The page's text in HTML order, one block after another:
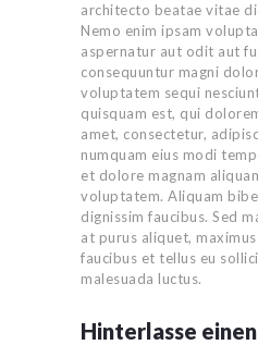
architecto beatae vitae
Nemo enim ipsam
aspernatur aut odit aut
consequuntur magni
voluptatem sequi
quisquam est, qui
amet, consectetur,
numquam eius modi
et dolore magnam
voluptatem. Aliquam
dignissim faucibus. Sed
at purus aliquet,
faucibus et tellus eu
malesuada luctus.
Hinterlasse